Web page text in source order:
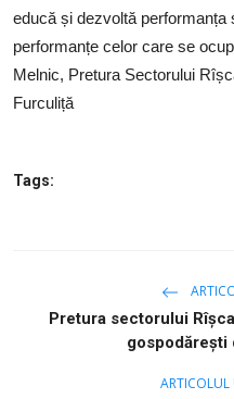
educă și dezvoltă
performanțe celor care se
Melnic, Pretura Sectorului
Furculiță
Tags:
Pretura sectorului
gospodărești